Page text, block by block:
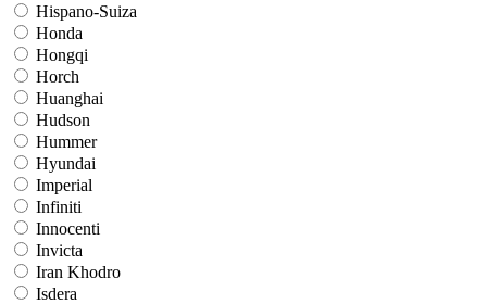
Hispano-Suiza
Honda
Hongqi
Horch
Huanghai
Hudson
Hummer
Hyundai
Imperial
Infiniti
Innocenti
Invicta
Iran Khodro
Isdera